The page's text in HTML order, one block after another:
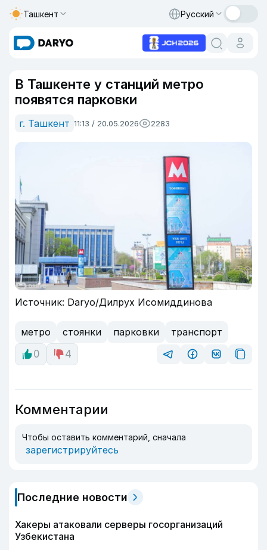
Ташкент Русский
В Ташкенте у станций метро
появятся парковки
г. Ташкент 11:13 / 20.05.2026 2283
Источник: Daryo/Дилрух Исомиддинова
метро стоянки парковки
транспорт
0
4
Комментарии
Чтобы оставить комментарий, сначала
зарегистрируйтесь
Последние новости
Хакеры атаковали серверы госорганизаций
Узбекистана